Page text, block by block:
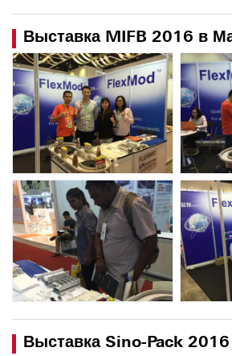
Выставка MIFB 2016 в
Выставка Sino-Pack